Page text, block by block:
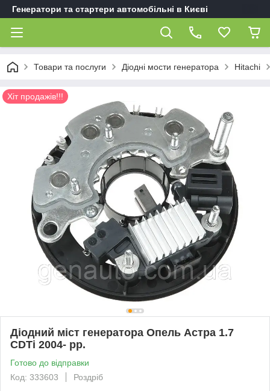
Генератори та стартери автомобільні в Києві
Товари та послуги Діодні мости генератора Hitachi
Хіт продажів!!!
Діодний міст генератора Опель Астра 1.7
CDTi 2004- рр.
Готово до відправки
Код: 333603
Роздріб